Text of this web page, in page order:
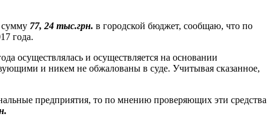
сумму 77, 24 тыс.грн. в городской бюджет, сообщаю, что по
года.
осуществлялась и осуществляется на основании
и никем не обжалованы в суде. Учитывая сказанное,
предприятия, то по мнению проверяющих эти средства
.